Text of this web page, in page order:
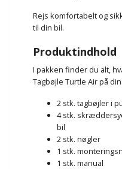
Rejs komfortabelt og
til din bil.
Produktindhold
I pakken finder du alt,
Tagbøjle Turtle Air på
2 stk. tagbøjler i
4 stk.
bil
2 stk. nøgler
1 stk.
1 stk. manual